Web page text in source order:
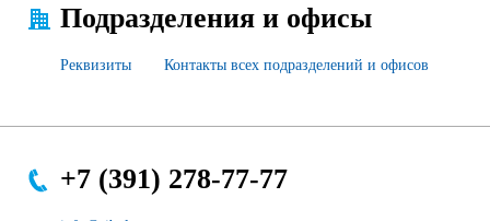
Подразделения и офисы
Реквизиты Контакты всех подразделений и офисов
+7 (391) 278-77-77